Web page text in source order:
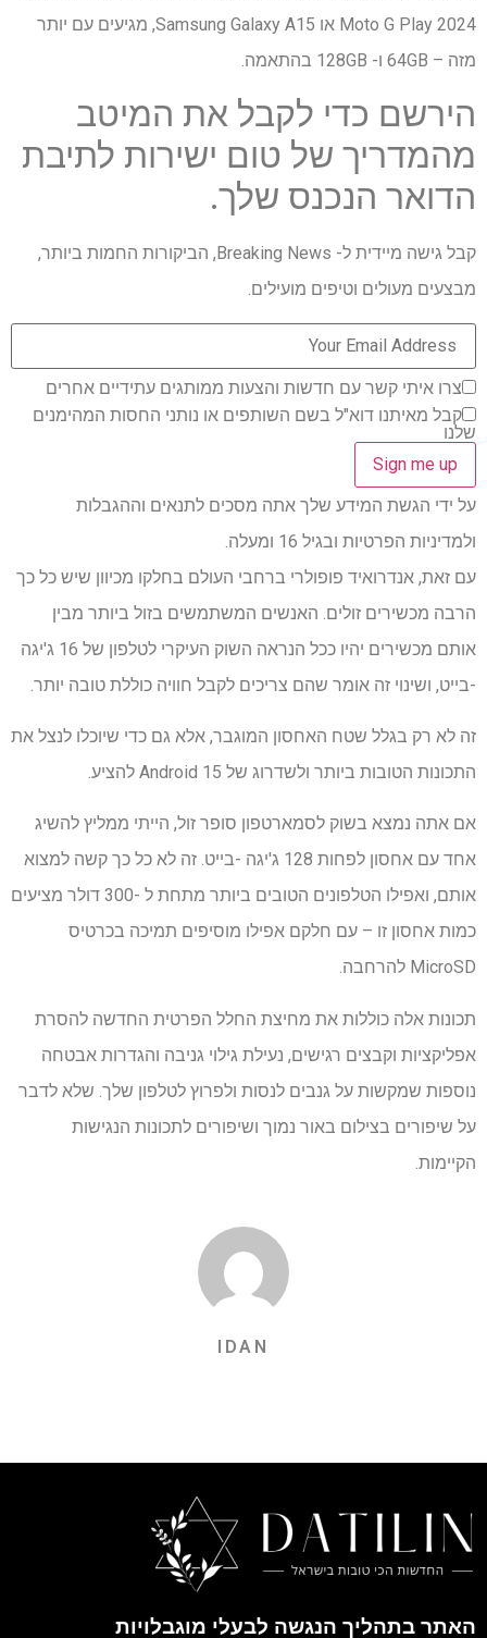
Moto G Play 2024 או Samsung Galaxy A15, מגיעים עם יותר
מזה – 64GB ו- 128GB בהתאמה.
הירשם כדי לקבל את המיטב
מהמדריך של טום ישירות לתיבת
הדואר הנכנס שלך.
קבל גישה מיידית ל- Breaking News, הביקורות החמות ביותר,
מבצעים מעולים וטיפים מועילים.
צרו איתי קשר עם חדשות והצעות ממותגים עתידיים אחרים
קבל מאיתנו דוא"ל בשם השותפים או נותני החסות המהימנים
שלנו
על ידי הגשת המידע שלך אתה מסכים לתנאים וההגבלות
ולמדיניות הפרטיות ובגיל 16 ומעלה.
עם זאת, אנדרואיד פופולרי ברחבי העולם בחלקו מכיוון שיש כל כך
הרבה מכשירים זולים. האנשים המשתמשים בזול ביותר מבין
אותם מכשירים יהיו ככל הנראה השוק העיקרי לטלפון של 16 ג'יגה
-בייט, ושינוי זה אומר שהם צריכים לקבל חוויה כוללת טובה יותר.
זה לא רק בגלל שטח האחסון המוגבר, אלא גם כדי שיוכלו לנצל את
התכונות הטובות ביותר ולשדרוג של Android 15 להציע.
אם אתה נמצא בשוק לסמארטפון סופר זול, הייתי ממליץ להשיג
אחד עם אחסון לפחות 128 ג'יגה -בייט. זה לא כל כך קשה למצוא
אותם, ואפילו הטלפונים הטובים ביותר מתחת ל -300 דולר מציעים
כמות אחסון זו – עם חלקם אפילו מוסיפים תמיכה בכרטיס
MicroSD להרחבה.
תכונות אלה כוללות את מחיצת החלל הפרטית החדשה להסרת
אפליקציות וקבצים רגישים, נעילת גילוי גניבה והגדרות אבטחה
נוספות שמקשות על גנבים לנסות ולפרוץ לטלפון שלך. שלא לדבר
על שיפורים בצילום באור נמוך ושיפורים לתכונות הנגישות
הקיימות.
IDAN
האתר בתהליך הנגשה לבעלי מוגבלויות